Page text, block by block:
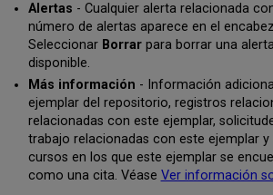
Alertas - Cualquier alerta relacionada
número de alertas aparece en el
Seleccionar Borrarpara borrar una
disponible.
Más información - Información
ejemplar del repositorio, registros
relacionadas con este ejemplar,
trabajo relacionadas con este ejemplar y
cursos en los que este ejemplar se
como una cita. Véase Ver información